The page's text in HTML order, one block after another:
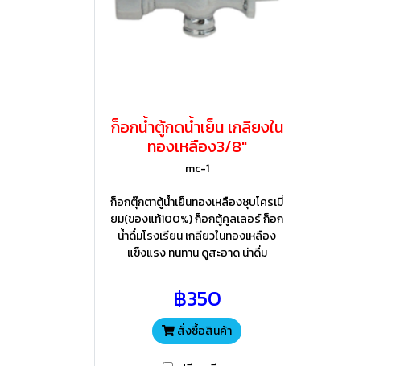
ก็อกน้ำตู้กดน้ำเย็น เกลียงใน
ทองเหลือง3/8"
mc-1
ก็อกตุ๊กตาตู้น้ำเย็นทองเหลืองชุบโครเมี่
ยม(ของแท้100%) ก็อกตู้คูลเลอร์ ก็อก
น้ำดื่มโรงเรียน เกลียวในทองเหลือง
แข็งแรง ทนทาน ดูสะอาด น่าดื่ม
฿350
สั่งซื้อสินค้า